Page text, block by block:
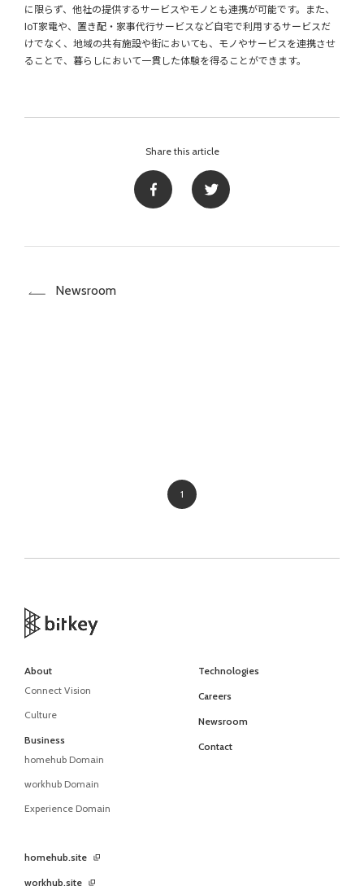
に限らず、他社の提供するサービスやモノとも連携が可能です。また、
IoT家電や、置き配・家事代行サービスなど自宅で利用するサービスだ
けでなく、地域の共有施設や街においても、モノやサービスを連携させ
ることで、暮らしにおいて一貫した体験を得ることができます。
Share this article
Newsroom
1
About
Connect Vision
Culture
Business
homehub Domain
workhub Domain
Experience Domain
Technologies
Careers
Newsroom
Contact
homehub.site
workhub.site